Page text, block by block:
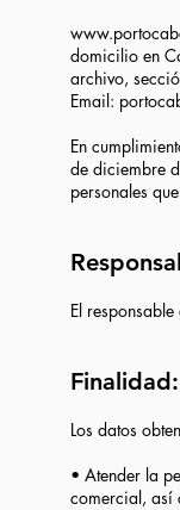
domicilio en
archivo,
Email:
En
de diciembre
personales
El
Finalidad:
Los datos
• Atender la
comercial, así